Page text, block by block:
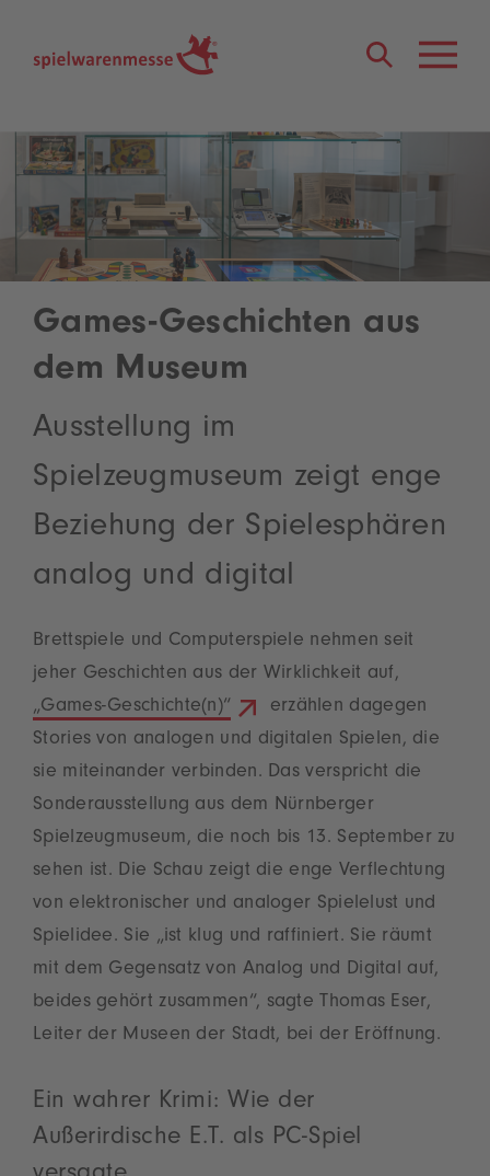
Games-Geschichten aus
dem Museum
Ausstellung im
Spielzeugmuseum zeigt enge
Beziehung der Spielesphären
analog und digital
Brettspiele und Computerspiele nehmen seit
jeher Geschichten aus der Wirklichkeit auf,
„Games-Geschichte(n)“
erzählen dagegen
Stories von analogen und digitalen Spielen, die
sie miteinander verbinden. Das verspricht die
Sonderausstellung aus dem Nürnberger
Spielzeugmuseum, die noch bis 13. September zu
sehen ist. Die Schau zeigt die enge Verflechtung
von elektronischer und analoger Spielelust und
Spielidee. Sie „ist klug und raffiniert. Sie räumt
mit dem Gegensatz von Analog und Digital auf,
beides gehört zusammen“, sagte Thomas Eser,
Leiter der Museen der Stadt, bei der Eröffnung.
Ein wahrer Krimi: Wie der
Außerirdische E.T. als PC-Spiel